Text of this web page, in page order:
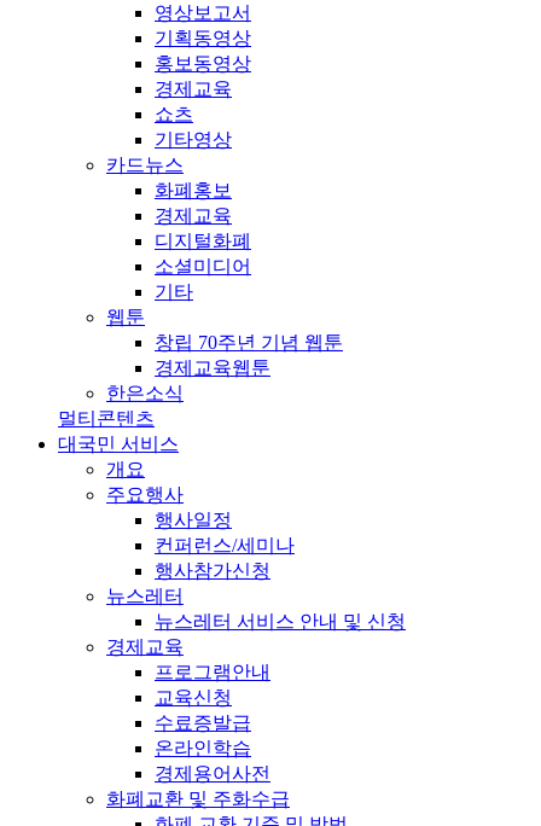
영상보고서
기획동영상
홍보동영상
경제교육
쇼츠
기타영상
카드뉴스
화폐홍보
경제교육
디지털화폐
소셜미디어
기타
웹툰
창립 70주년 기념 웹툰
경제교육웹툰
한은소식
멀티콘텐츠
대국민 서비스
개요
주요행사
행사일정
컨퍼런스/세미나
행사참가신청
뉴스레터
뉴스레터 서비스 안내 및 신청
경제교육
프로그램안내
교육신청
수료증발급
온라인학습
경제용어사전
화폐교환 및 주화수급